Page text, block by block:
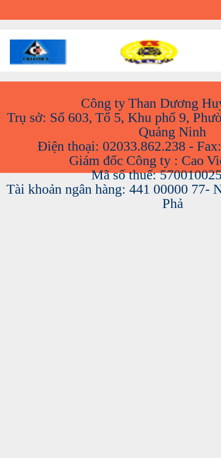
Công ty Than Dương
Trụ sở: Số 603, Tổ 5, Khu phố 9,
Quảng Ninh
Điện thoại: 02033.862.238 -
Giám đốc Công ty : Cao
Mã số thuế:
Tài khoản ngân hàng: 441 00000 77-
Phả